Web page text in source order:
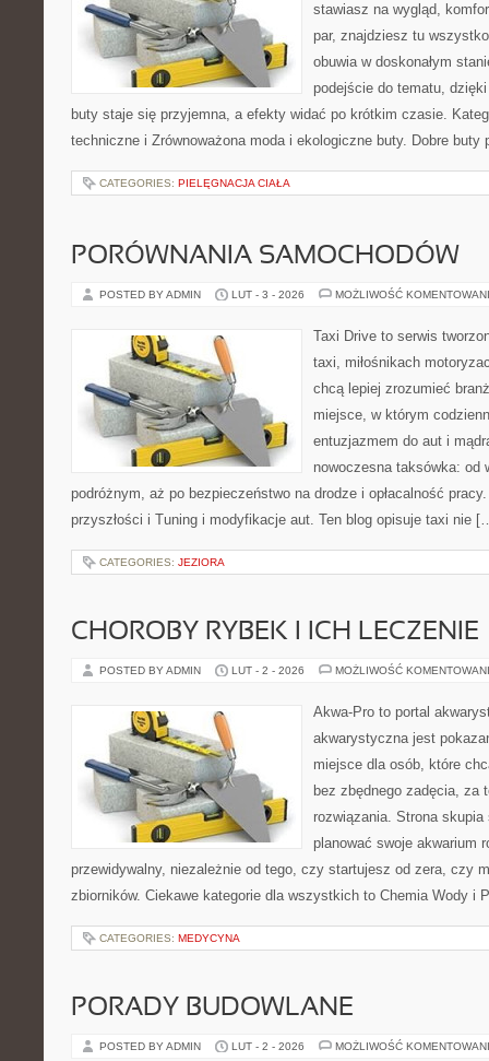
stawiasz na wygląd,
par, znajdziesz tu
obuwia w doskonałym
podejście do tematu,
buty staje się przyjemna, a efekty widać po krótkim czasie.
techniczne i Zrównoważona moda i ekologiczne buty. Dobre
CATEGORIES: PIELĘGNACJA CIAŁA
PORÓWNANIA SAMOCHODÓW
POSTED BY ADMIN LUT - 3 - 2026 MOŻLIWOŚĆ
Taxi Drive to serwis
taxi, miłośnikach
chcą lepiej zrozumieć
miejsce, w którym
entuzjazmem do aut i
nowoczesna taksówka: od
podróżnym, aż po bezpieczeństwo na drodze i opłacalność
przyszłości i Tuning i modyfikacje aut. Ten blog opisuje taxi nie
CATEGORIES: JEZIORA
CHOROBY RYBEK I ICH LECZENIE
POSTED BY ADMIN LUT - 2 - 2026 MOŻLIWOŚĆ
Akwa-Pro to portal
akwarystyczna jest
miejsce dla osób, które
bez zbędnego zadęcia, za
rozwiązania. Strona
planować swoje akwarium
przewidywalny, niezależnie od tego, czy startujesz od zera, czy
zbiorników. Ciekawe kategorie dla wszystkich to Chemia Wody i
CATEGORIES: MEDYCYNA
PORADY BUDOWLANE
POSTED BY ADMIN LUT - 2 - 2026 MOŻLIWOŚĆ